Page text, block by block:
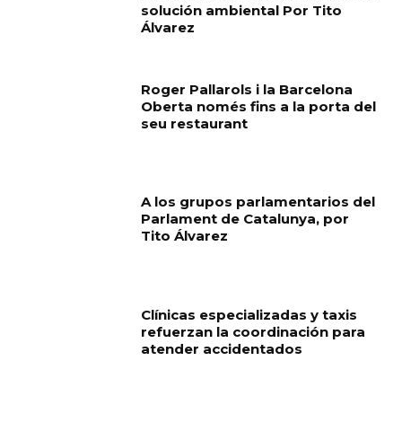
solución ambiental Por Tito
Álvarez
Roger Pallarols i la Barcelona
Oberta només fins a la porta del
seu restaurant
A los grupos parlamentarios del
Parlament de Catalunya, por
Tito Álvarez
Clínicas especializadas y taxis
refuerzan la coordinación para
atender accidentados